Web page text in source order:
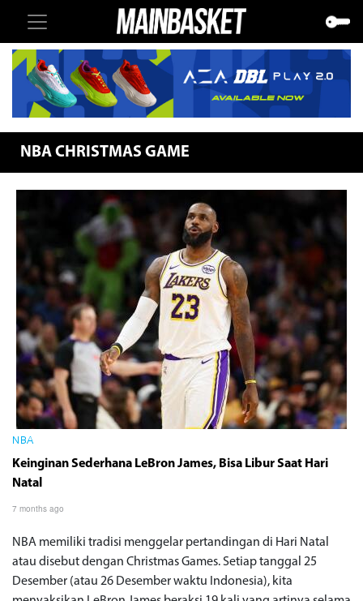
NBA CHRISTMAS GAME
NBA
Keinginan Sederhana LeBron James, Bisa Libur Saat Hari
Natal
7 months ago
NBA memiliki tradisi menggelar pertandingan di Hari Natal
atau disebut dengan Christmas Games. Setiap tanggal 25
Desember (atau 26 Desember waktu Indonesia), kita